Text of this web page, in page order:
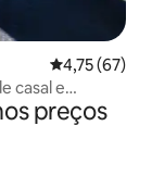
4,75 de uma
4,75 (67)
casal e
preços